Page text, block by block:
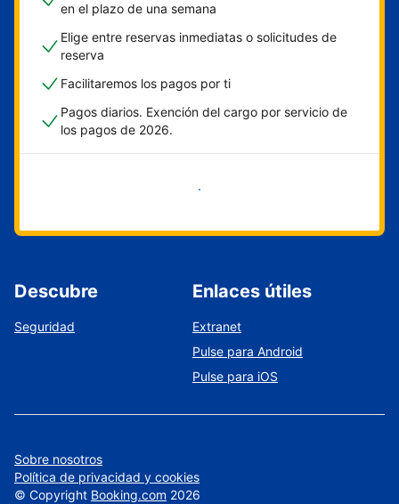
en el plazo de una semana
Elige entre reservas inmediatas o solicitudes de
reserva
Facilitaremos los pagos por ti
Pagos diarios. Exención del cargo por servicio de
los pagos de 2026.
Empieza ahora
Descubre
Seguridad
Enlaces útiles
Extranet
Pulse para Android
Pulse para iOS
Sobre nosotros
Política de privacidad y cookies
© Copyright Booking.com 2026